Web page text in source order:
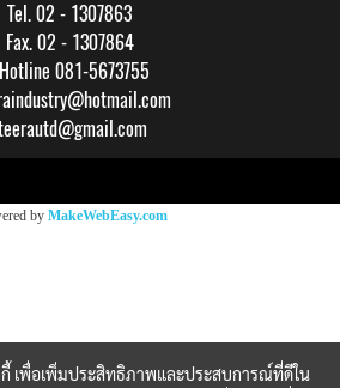
Tel. 02 - 1307863
Fax. 02 - 1307864
Hotline 081-5673755
by MakeWebEasy.com
กี้ เพื่อเพิ่มประสิทธิภาพและประสบการณ์ที่ดีใน